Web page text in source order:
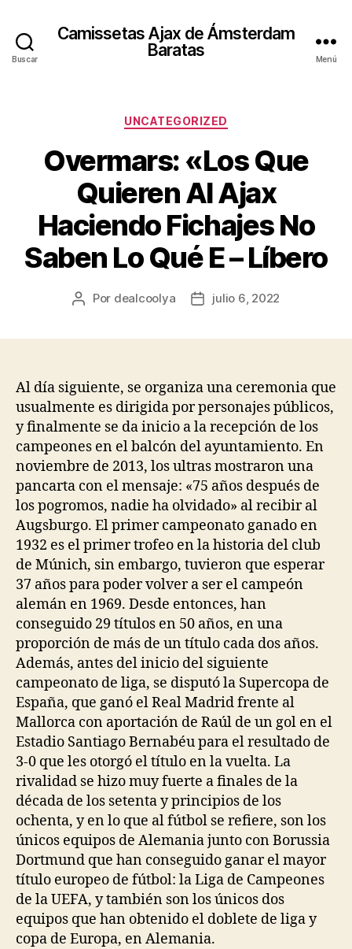
Buscar
Camissetas Ajax de Ámsterdam
Baratas
Menú
Categorías
UNCATEGORIZED
Overmars: «Los Que
Quieren Al Ajax
Haciendo Fichajes No
Saben Lo Qué E – Líbero
Autor
Por dealcoolya
Fechajulio 6, 2022
Al día siguiente, se organiza una ceremonia que
usualmente es dirigida por personajes públicos,
y finalmente se da inicio a la recepción de los
campeones en el balcón del ayuntamiento. En
noviembre de 2013, los ultras mostraron una
pancarta con el mensaje: «75 años después de
los pogromos, nadie ha olvidado» al recibir al
Augsburgo. El primer campeonato ganado en
1932 es el primer trofeo en la historia del club
de Múnich, sin embargo, tuvieron que esperar
37 años para poder volver a ser el campeón
alemán en 1969. Desde entonces, han
conseguido 29 títulos en 50 años, en una
proporción de más de un título cada dos años.
Además, antes del inicio del siguiente
campeonato de liga, se disputó la Supercopa de
España, que ganó el Real Madrid frente al
Mallorca con aportación de Raúl de un gol en el
Estadio Santiago Bernabéu para el resultado de
3-0 que les otorgó el título en la vuelta. La
rivalidad se hizo muy fuerte a finales de la
década de los setenta y principios de los
ochenta, y en lo que al fútbol se refiere, son los
únicos equipos de Alemania junto con Borussia
Dortmund que han conseguido ganar el mayor
título europeo de fútbol: la Liga de Campeones
de la UEFA, y también son los únicos dos
equipos que han obtenido el doblete de liga y
copa de Europa, en Alemania.